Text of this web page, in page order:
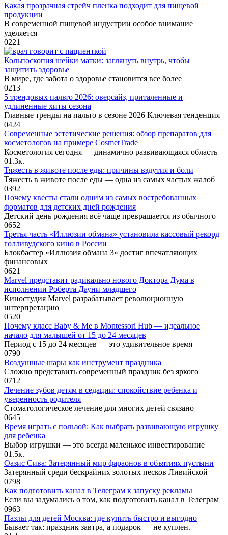
Какая прозрачная стрейч пленка подходит для пищевой
продукции
В современной пищевой индустрии особое внимание
уделяется
0221
Кольпоскопия шейки матки: заглянуть внутрь, чтобы
защитить здоровье
В мире, где забота о здоровье становится все более
0213
5 трендовых пальто 2026: оверсайз, приталенные и
удлиненные хиты сезона
Главные тренды на пальто в сезоне 2026 Ключевая тенденция
0424
Современные эстетические решения: обзор препаратов для
косметологов на примере CosmetTrade
Косметология сегодня — динамично развивающаяся область
01.3к.
Тяжесть в животе после еды: причины вздутия и боли
Тяжесть в животе после еды — одна из самых частых жалоб
0392
Почему квесты стали одним из самых востребованных
форматов для детских дней рождения
Детский день рождения всё чаще превращается из обычного
0652
Третья часть «Иллюзии обмана» установила кассовый рекорд
голливудского кино в России
Блокбастер «Иллюзия обмана 3» достиг впечатляющих
финансовых
0621
Marvel представит радикально нового Доктора Дума в
исполнении Роберта Дауни младшего
Киностудия Marvel разрабатывает революционную
интерпретацию
0520
Почему класс Baby & Me в Montessori Hub — идеальное
начало для малышей от 15 до 24 месяцев
Период с 15 до 24 месяцев — это удивительное время
0790
Воздушные шары как инструмент праздника
Сложно представить современный праздник без яркого
0712
Лечение зубов детям в седации: спокойствие ребенка и
уверенность родителя
Стоматологическое лечение для многих детей связано
0645
Время играть с пользой: Как выбрать развивающую игрушку
для ребенка
Выбор игрушки — это всегда маленькое инвестирование
01.5к.
Оазис Сива: Затерянный мир фараонов в объятиях пустыни
Затерянный среди бескрайних золотых песков Ливийской
0798
Как подготовить канал в Телеграм к запуску рекламы
Если вы задумались о том, как подготовить канал в Телеграм
0963
Пазлы для детей Москва: где купить быстро и выгодно
Бывает так: праздник завтра, а подарок — не куплен.